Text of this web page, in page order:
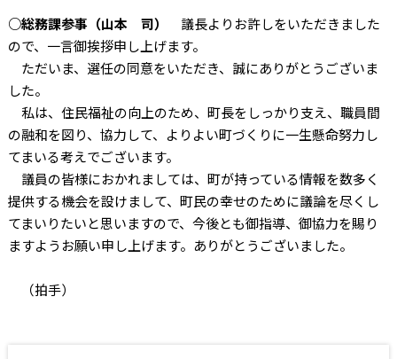
○総務課参事（山本 司）
議長よりお許しをいただきました
ので、一言御挨拶申し上げます。
ただいま、選任の同意をいただき、誠にありがとうございま
した。
私は、住民福祉の向上のため、町長をしっかり支え、職員間
の融和を図り、協力して、よりよい町づくりに一生懸命努力し
てまいる考えでございます。
議員の皆様におかれましては、町が持っている情報を数多く
提供する機会を設けまして、町民の幸せのために議論を尽くし
てまいりたいと思いますので、今後とも御指導、御協力を賜り
ますようお願い申し上げます。ありがとうございました。
（拍手）